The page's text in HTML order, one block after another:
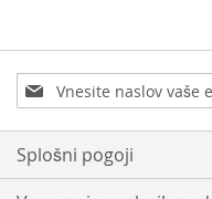
Prijavite
se
na
e-
novice:
Splošni pogoji